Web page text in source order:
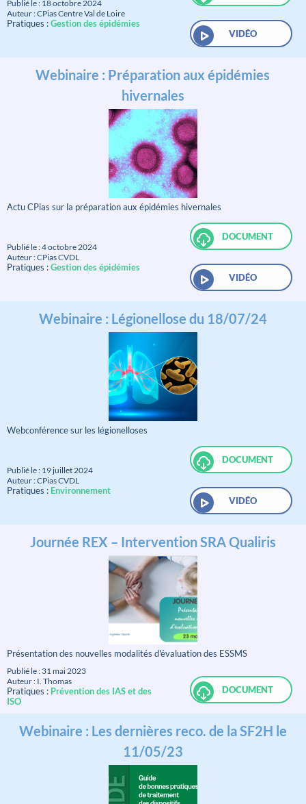
Publié le : 18 octobre 2024
Auteur : CPias Centre Val de Loire
Pratiques :Gestion des épidémies
VIDÉO
Webinaire : Préparation aux épidémies
hivernales
Actu CPias sur la préparation aux épidémies hivernales
Publié le : 4 octobre 2024
Auteur : CPias CVDL
Pratiques :Gestion des épidémies
DOCUMENT
VIDÉO
Webinaire : Légionellose du 18/07/24
Webconférence sur les légionelloses
Publié le : 19 juillet 2024
Auteur : CPias CVDL
Pratiques : Environnement
DOCUMENT
VIDÉO
Journée REX – Intervention SRA Qualiris
Présentation des nouvelles modalités d'évaluation des ESSMS
Publié le : 31 mai 2023
Auteur : I. Thomas
Pratiques : Prévention des IAS et des
ISO
DOCUMENT
Webinaire : Les dernières reco. de la SF2H le
11/05/23